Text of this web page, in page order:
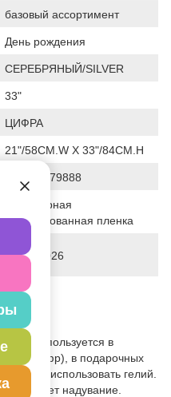
базовый ассортимент
День рождения
СЕРЕБРЯНЫЙ/SILVER
33"
ЦИФРА
21"/58CM.W X 33"/84CM.H
026635279888
Полимерная
фольгированная пленка
28-01-2026
53.000 г
- используется в
и цифр), в подарочных
использовать гелий.
упрощает надувание.